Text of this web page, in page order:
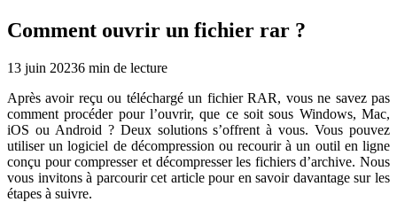
Comment ouvrir un fichier rar ?
13 juin 20236 min de lecture
Après avoir reçu ou téléchargé un fichier RAR, vous ne savez pas
comment procéder pour l’ouvrir, que ce soit sous Windows, Mac,
iOS ou Android ? Deux solutions s’offrent à vous. Vous pouvez
utiliser un logiciel de décompression ou recourir à un outil en ligne
conçu pour compresser et décompresser les fichiers d’archive. Nous
vous invitons à parcourir cet article pour en savoir davantage sur les
étapes à suivre.